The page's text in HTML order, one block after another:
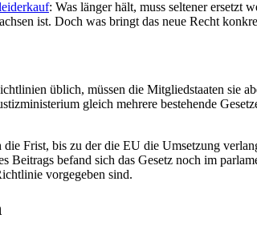
: Was länger hält, muss seltener ersetzt
ist. Doch was bringt das neue Recht
üblich, müssen die Mitgliedstaaten sie
gleich mehrere bestehende
Frist, bis zu der die EU die Umsetzung
befand sich das Gesetz noch im
vorgegeben sind.